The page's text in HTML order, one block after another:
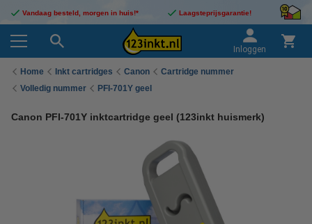
Vandaag besteld, morgen in huis!* Laagsteprijsgarantie!
Inloggen
Home Inkt cartridges Canon
Cartridge nummer
Volledig nummer
PFI-701Y geel
Canon PFI-701Y inktcartridge geel (123inkt huismerk)